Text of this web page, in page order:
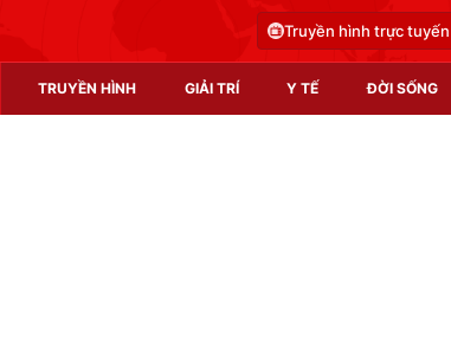
Truyền hình trực tuyến
TRUYỀN HÌNH GIẢI TRÍ Y TẾ ĐỜI SỐNG